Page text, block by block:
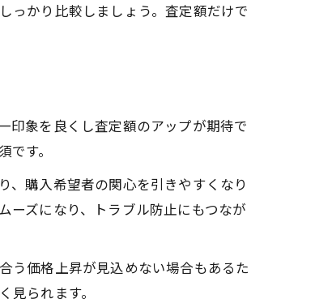
っかり比較しましょう。査定額だけで
印象を良くし査定額のアップが期待で
す。
、購入希望者の関心を引きやすくなり
ーズになり、トラブル防止にもつなが
う価格上昇が見込めない場合もあるた
られます。